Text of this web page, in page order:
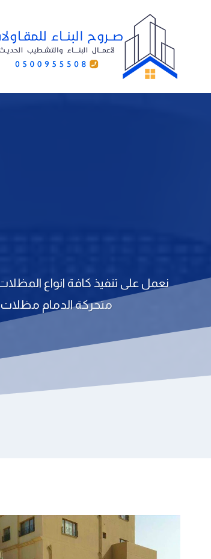
نعمل على تنفيذ كافة انواع
متحركة الدمام